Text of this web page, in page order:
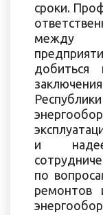
сроки.
между
добиться
и
по
ремонтов